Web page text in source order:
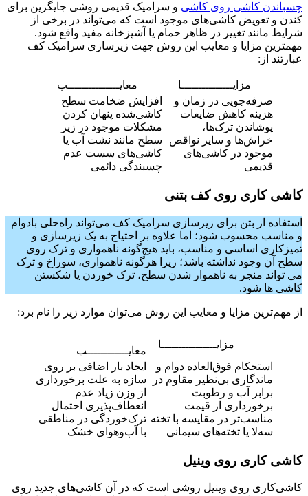
چسباندن کاشی روی کاشی و سرامیک قدیمی روشی جایگزین برای
کندن و تعویض کاشی‌های موجود است که می‌تواند در برخی از
شرایط مانند تغییر در ظاهر حمام یا آشپزخانه مفید واقع شود.
مهمترین مزایا و معایب این روش جهت زیرسازی سرامیک کف
عبارتند از:
مزایـــــــــــــــا
معایـــــــــــــــب
صرفه‌جویی در زمان و
هزینه کاهش ضایعات
پوشاندن ترک‌ها،
خراش‌ها و سایر نواقص
موجود در کاشی‌های
قدیمی
افزایش ضخامت سطح
کاشی‌شده پنهان کردن
مشکلات موجود در زیر
سطح مانند نشت آب یا
کاشی‌های سست عدم
چسبندگی دائمی
کاشی کاری روی کف بتنی
استفاده از بتن برای زیرسازی سرامیک کف می‌تواند راه‌حلی بادوام
و مناسب محسوب شود؛ اما علاوه بر احتیاج به یک زیرسازی و
تمیزکاری اساسی و مناسب، باید هیچ‌گونه ناهمواری و ترک روی
سطح آن وجود نداشته باشد؛ زیرا هرگونه ناهمواری، سوراخ و ترک
می تواند منجر به ناهموار شدن سطح، ترک خوردن یا شکستن
کاشی ها شود.
از مهم‌ترین مزایا و معایب این روش می‌توان موارد زیر را نام برد:
مزایــــــــــــــــا
معایــــــــــــب
استحکام فوق‌العاده دوام و
ماندگاری بی‌نظیر مقاوم در
برابر آب و رطوبت
برخورداری از قیمت
مناسب‌تر در مقایسه با تخته
سه‌لا یا تخته‌های سیمانی
ایجاد بار اضافی بر روی
سازه به علت برخورداری
از وزن زیاد عدم
انعطاف‌پذیری احتمال
ترک‌خوردگی در مناطقی
با آب‌وهوای خشک
کاشی کاری روی وینیل
کاشی‌کاری روی وینیل روشی است که در آن کاشی‌های جدید روی